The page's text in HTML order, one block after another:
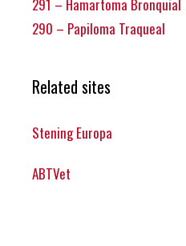
291 – Hamartoma Bronquial
290 – Papiloma Traqueal
Related sites
Stening Europa
ABTVet